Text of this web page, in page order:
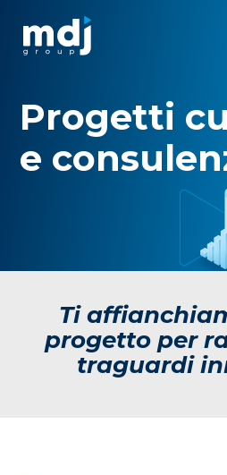
Progetti
e
Ti
progetto per
traguardi